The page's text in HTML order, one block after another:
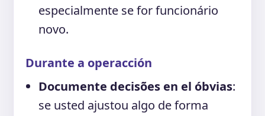
especialmente se for funcionário
novo.
Durante a operacción
Documente decisões en el óbvias:
se usted ajustou algo de forma